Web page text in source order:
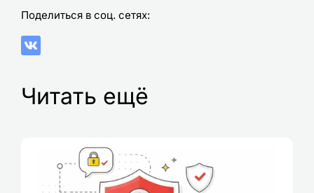
Поделиться в соц. сетях:
Читать ещё